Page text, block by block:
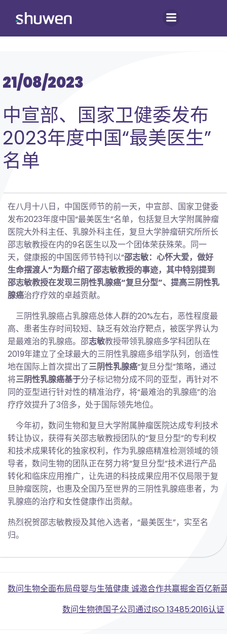
21/08/2023
中宣部、国家卫健委发布
2023年度中国“最美医生”
名单
在八月十八日，中国医师节的前一天，中宣部、国家卫健委
发布2023年度中国“最美医生”名单，包括复旦大学附属肿瘤
医院大外科主任、乳腺外科主任，复旦大学肿瘤研究所所长
邵志敏教授在内的9名医生以及一个团体荣获殊荣。同一
天，健康报的中国医师节特刊以“邵志敏：心怀大爱，做好
生命摆渡人”为题介绍了邵志敏教授的事迹，其中特别提到
邵志敏教授在发现三阴性乳腺癌“复旦分型”、提高三阴性乳
腺癌治疗疗效的卓越贡献。
三阴性乳腺癌占乳腺癌总体人群的20%左右，恶性程度最
高、患者生存时间较短、缺乏有效治疗靶点，被医学界认为
是最难治的乳腺癌。邵志敏教授带领乳腺癌多学科团队在
2019年建立了全球最大的三阴性乳腺癌多组学队列，创造性
地在国际上首次提出了三阴性乳腺癌“复旦分型”策略，通过
将三阴性乳腺癌基于分子标记物分成不同的亚型，再针对不
同的亚型进行针对性的精准治疗，将“最难治的乳腺癌”的治
疗疗效提升了3倍多，处于国际领先地位。
今年初，数问生物和复旦大学附属肿瘤医院达成专利技术
转让协议，获得有关邵志敏教授团队的“复旦分型”的专利权
和技术成果转化的独家权利，作为乳腺癌精准检测领域的领
导者，数问生物的团队正在努力将“复旦分型”技术进行产品
转化和临床应用推广，让先进的科技成果应用不仅局限于复
旦肿瘤医院，也惠及全国乃至世界的三阴性乳腺癌患者，为
乳腺癌的治疗和女性健康作出贡献。
热烈祝贺邵志敏教授及其他入选者，“最美医生”，实至名
归。
Post
navigation
数问生物全面布局母婴与生殖健康 诚邀合作共赢掘金百亿新
数问生物德国子公司通过ISO 13485:2016认证